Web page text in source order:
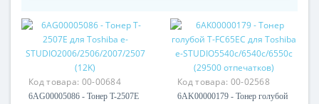
Код товара: 00-00684
6AG00005086 - Тонер T-2507E
Код товара: 00-02568
6AK00000179 - Тонер голубой